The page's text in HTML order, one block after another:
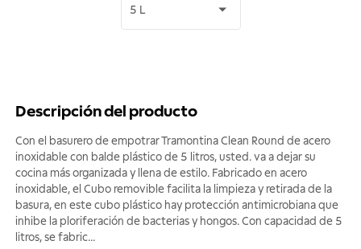
5 L
Descripción del producto
Con el basurero de empotrar Tramontina Clean Round de acero
inoxidable con balde plástico de 5 litros, usted. va a dejar su
cocina más organizada y llena de estilo. Fabricado en acero
inoxidable, el Cubo removible facilita la limpieza y retirada de la
basura, en este cubo plástico hay protección antimicrobiana que
inhibe la ploriferación de bacterias y hongos. Con capacidad de 5
litros, se fabric...